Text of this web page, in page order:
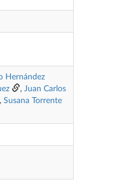
Hernández
, Juan Carlos
, Susana Torrente